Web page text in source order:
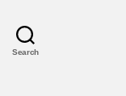
Search